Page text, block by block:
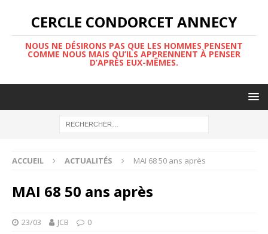
CERCLE CONDORCET ANNECY
NOUS NE DÉSIRONS PAS QUE LES HOMMES PENSENT
COMME NOUS MAIS QU’ILS APPRENNENT À PENSER
D’APRÈS EUX-MÊMES.
ACCUEIL ACTUALITÉS MAI 68 50 ans après
MAI 68 50 ans après
23/03 JCB 0